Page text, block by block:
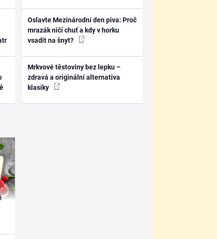
Oslavte Mezinárodní den piva: Proč
mrazák ničí chuť a kdy v horku
vsadit na šnyt?
Mrkvové těstoviny bez lepku –
zdravá a originální alternativa
klasiky